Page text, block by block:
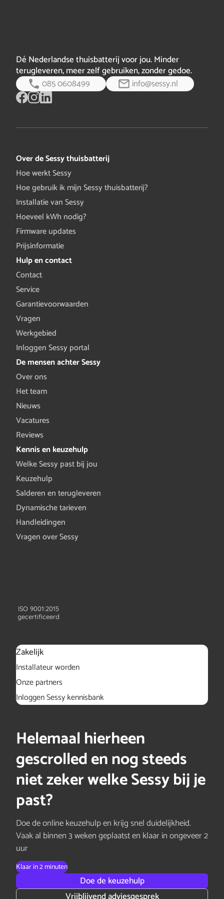
Dé Nederlandse thuisbatterij voor jou. Minder
terugleveren, meer zelf gebruiken, zonder gedoe.
085 0608499
info@sessy.nl
Over de Sessy thuisbatterij
Hoe werkt Sessy
Hoe gebruik ik mijn Sessy thuisbatterij?
Installatie van Sessy
Hoeveel kWh nodig?
Firmware updates
Prijsinformatie
Hulp en contact
Contact
Service
Garantievoorwaarden
Vragen
Werkgebied
Inloggen Sessy portal
De mensen achter Sessy
Over ons
Het team
Nieuws
Vacatures
Reviews
Kennis en keuzehulp
Welke Sessy past bij jou
Keuzehulp
Salderen en terugleveren
Dynamische tarieven
Handleidingen
Vragen over Sessy
ISO 9001:2015
gecertificeerd
Zakelijk
Installateur worden
Onze partners
Inloggen Sessy kennisbank
Helemaal hierheen
gescrolled en nog steeds
niet zeker welke Sessy bij je
past?
Doe de online keuzehulp en krijg snel duidelijkheid.
Vaak al binnen 3 weken geplaatst en klaar in ongeveer 2
uur
Klaar in 2 minuten
Doe de keuzehulp